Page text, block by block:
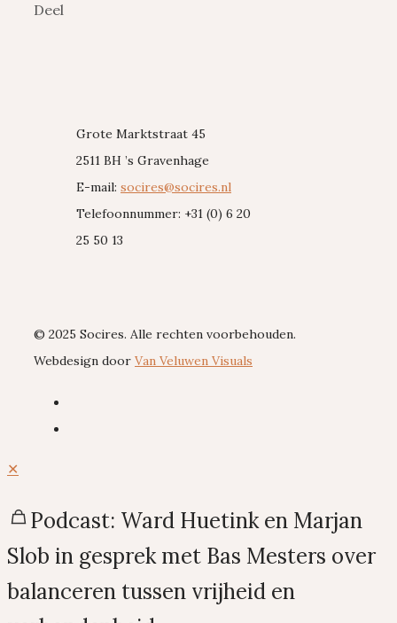
Deel
Grote Marktstraat 45
2511 BH ’s Gravenhage
E-mail: socires@socires.nl
Telefoonnummer: +31 (0) 6 20
25 50 13
© 2025 Socires. Alle rechten voorbehouden.
Webdesign door Van Veluwen Visuals
✕
Podcast: Ward Huetink en Marjan
Slob in gesprek met Bas Mesters over
balanceren tussen vrijheid en